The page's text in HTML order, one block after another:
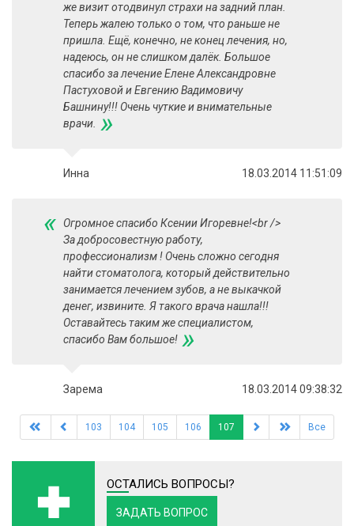
же визит отодвинул страхи на задний план.
Теперь жалею только о том, что раньше не
пришла. Ещё, конечно, не конец лечения, но,
надеюсь, он не слишком далёк. Большое
спасибо за лечение Елене Александровне
Пастуховой и Евгению Вадимовичу
Башнину!!! Очень чуткие и внимательные
врачи. »
Инна 18.03.2014 11:51:09
«
Огромное спасибо Ксении Игоревне!<br />
За добросовестную работу,
профессионализм ! Очень сложно сегодня
найти стоматолога, который действительно
занимается лечением зубов, а не выкачкой
денег, извините. Я такого врача нашла!!!
Оставайтесь таким же специалистом,
спасибо Вам большое! »
Зарема 18.03.2014 09:38:32
103 104 105 106 107 Все
ОСТАЛИСЬ ВОПРОСЫ?
ЗАДАТЬ ВОПРОС